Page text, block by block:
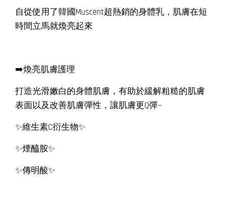
自從使用了韓國Muscent超熱銷的身體乳，肌膚在短
時間立馬就煥亮起來
➡️煥亮肌膚護理
打造光滑嫩白的身體肌膚，有助於緩解粗糙的肌膚
表面以及改善肌膚彈性，讓肌膚更Q彈~
✨維生素C衍生物✨
✨煙醯胺✨
✨傳明酸✨